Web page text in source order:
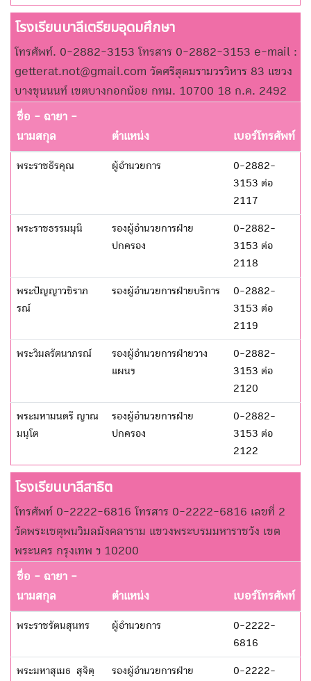
โรงเรียนบาลีเตรียมอุดมศึกษา
โทรศัพท์. 0-2882-3153 โทรสาร 0-2882-3153 e-mail :
getterat.not@gmail.com วัดศรีสุดมรามวรวิหาร 83 แขวง
บางขุนนนท์ เขตบางกอกน้อย กทม. 10700 18 ก.ค. 2492
ชื่อ - ฉายา -
นามสกุล
ตำแหน่ง เบอร์โทรศัพท์
พระราชธีรคุณ ผู้อำนวยการ
0-2882-
3153 ต่อ
2117
พระราชธรรมมุนี
รองผู้อำนวยการฝ่าย
ปกครอง
0-2882-
3153 ต่อ
2118
พระปัญญาวชิราภ
รณ์
รองผู้อำนวยการฝ่ายบริการ
0-2882-
3153 ต่อ
2119
พระวิมลรัตนาภรณ์
รองผู้อำนวยการฝ่ายวาง
แผนฯ
0-2882-
3153 ต่อ
2120
พระมหามนตรี ญาณ
มนฺโต
รองผู้อำนวยการฝ่าย
ปกครอง
0-2882-
3153 ต่อ
2122
โรงเรียนบาลีสาธิต
โทรศัพท์ 0-2222-6816 โทรสาร 0-2222-6816 เลขที่ 2
วัดพระเชตุพนวิมลมังคลาราม แขวงพระบรมมหาราชวัง เขต
พระนคร กรุงเทพ ฯ 10200
ชื่อ - ฉายา -
นามสกุล
ตำแหน่ง เบอร์โทรศัพท์
พระราชรัตนสุนทร ผู้อำนวยการ
0-2222-
6816
พระมหาสุเมธ สุจิตฺ
รองผู้อำนวยการฝ่าย
0-2222-